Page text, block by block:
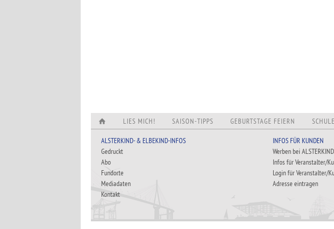
LIES MICH! SAISON-TIPPS GEBURTSTAGE FEIERN
ALSTERKIND- & ELBEKIND-INFOS
Gedruckt
Abo
Fundorte
Mediadaten
Kontakt
INFOS FÜR KUNDEN
Werben bei
Infos für Veranstalter/
Login für Veranstalter/
Adresse eintragen